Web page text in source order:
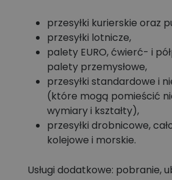
przesyłki kurierskie oraz
przesyłki lotnicze,
palety EURO, ćwierć- i
palety przemysłowe,
przesyłki standardowe i
(które mogą pomieścić
wymiary i kształty),
przesyłki drobnicowe,
kolejowe i morskie.
Usługi dodatkowe: pobranie,